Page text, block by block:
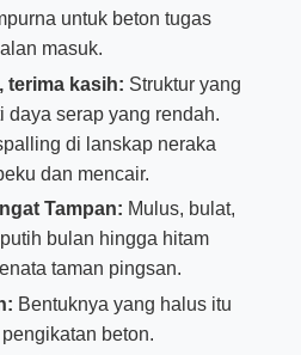
untuk beton tugas
masuk.
terima kasih: Struktur yang
daya serap yang rendah.
di lanskap neraka
dan mencair.
Tampan: Mulus, bulat,
bulan hingga hitam
taman pingsan.
Bentuknya yang halus itu
beton.